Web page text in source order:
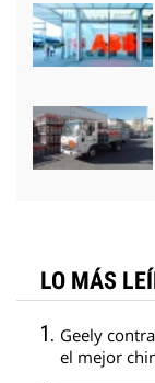
LO MÁS
Geely
el mejor